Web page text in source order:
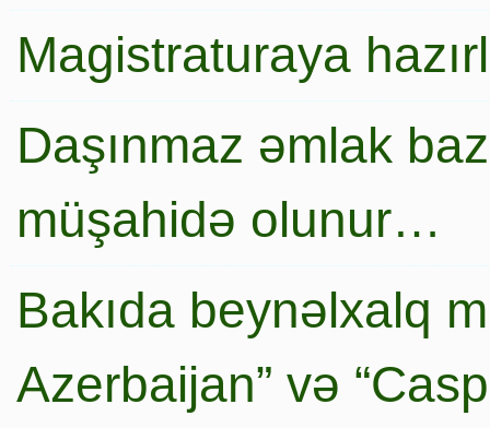
Magistraturaya
Daşınmaz əmlak
müşahidə olunur…
Bakıda beynəlxalq
Azerbaijan” və